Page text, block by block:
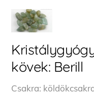
kövek: Berill
Csakra: